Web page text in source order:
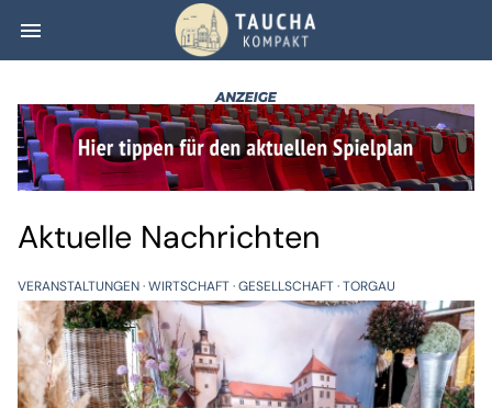
menu Taucha kompakt
Aktuelle Nachrichten
VERANSTALTUNGEN WIRTSCHAFT GESELLSCHAFT TORGAU